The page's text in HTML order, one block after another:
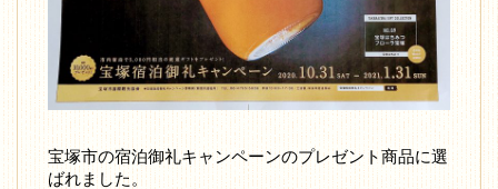
宝塚市の宿泊御礼キャンペーンのプレゼント商品に選
ばれました。